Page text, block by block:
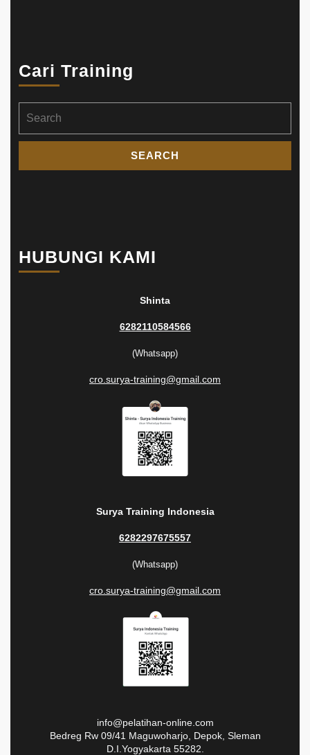
Cari Training
for:
HUBUNGI KAMI
Shinta
6282110584566
(Whatsapp)
cro.surya-training@gmail.com
Surya Training Indonesia
6282297675557
(Whatsapp)
cro.surya-training@gmail.com
info@pelatihan-online.com
Bedreg Rw 09/41 Maguwoharjo, Depok, Sleman
D.I.Yogyakarta 55282.